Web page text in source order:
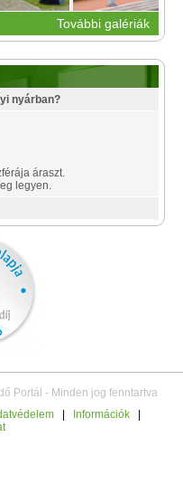
További galériák
nyárban?
áraszt.
legyen.
Portál - Minden jog fenntartva
Információk